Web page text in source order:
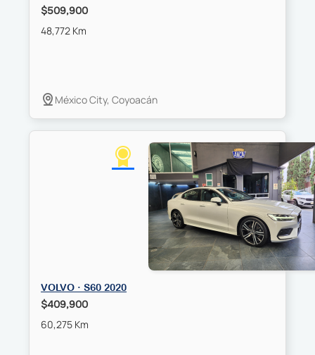
$509,900
48,772 Km
México City, Coyoacán
VOLVO · S60 2020
$409,900
60,275 Km